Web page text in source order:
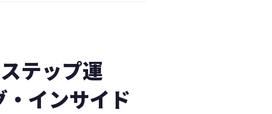
テップ運
インサイド